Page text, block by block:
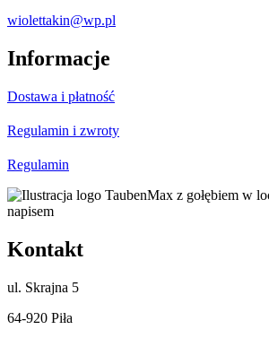
wiolettakin@wp.pl
Informacje
Dostawa i płatność
Regulamin i zwroty
Regulamin
Kontakt
ul. Skrajna 5
64-920 Piła